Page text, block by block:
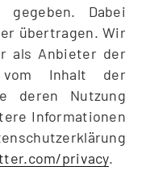
gegeben. Dabei
übertragen. Wir
als Anbieter der
Inhalt der
deren Nutzung
Informationen
privacy.